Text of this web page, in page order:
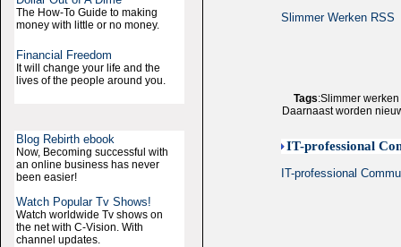
The How-To Guide to making
money with little or no money.
Financial Freedom
It will change your life and the
lives of the people around you.
Blog Rebirth ebook
Now, Becoming successful with
an online business has never
been easier!
Watch Popular Tv Shows!
Watch worldwide Tv shows on
the net with C-Vision. With
channel updates.
Slimmer Werken RSS
Tags:Slimmer
Daarnaast worden
IT-professional
IT-professional